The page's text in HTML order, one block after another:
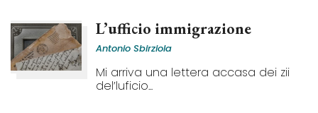
L’ufficio immigrazione
Antonio Sbirziola
Mi arriva una lettera accasa dei zii
del’luficio...